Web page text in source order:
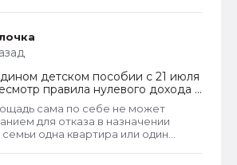
начале года данные критерии
пересмотрели. Но сделали это
семей. Теперь при
превышении доходов таких семей
минимума пособие они
Но других семей это не
детском пособии с 21 июля
правила нулевого дохода и
оформления пособий по месту
сама по себе не может
для отказа в назначении
одна квартира или один